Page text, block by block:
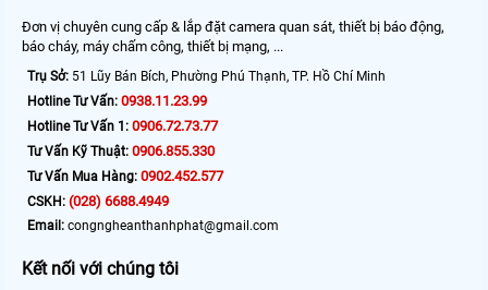
Đơn vị chuyên cung cấp & lắp đặt camera quan sát, thiết bị báo động,
báo cháy, máy chấm công, thiết bị mạng, ...
Trụ Sở: 51 Lũy Bán Bích, Phường Phú Thạnh, TP. Hồ Chí Minh
Hotline Tư Vấn: 0938.11.23.99
Hotline Tư Vấn 1: 0906.72.73.77
Tư Vấn Kỹ Thuật: 0906.855.330
Tư Vấn Mua Hàng: 0902.452.577
CSKH: (028) 6688.4949
Email: congngheanthanhphat@gmail.com
Kết nối với chúng tôi